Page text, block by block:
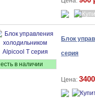
есть в наличии
Блок
серия
Цена: